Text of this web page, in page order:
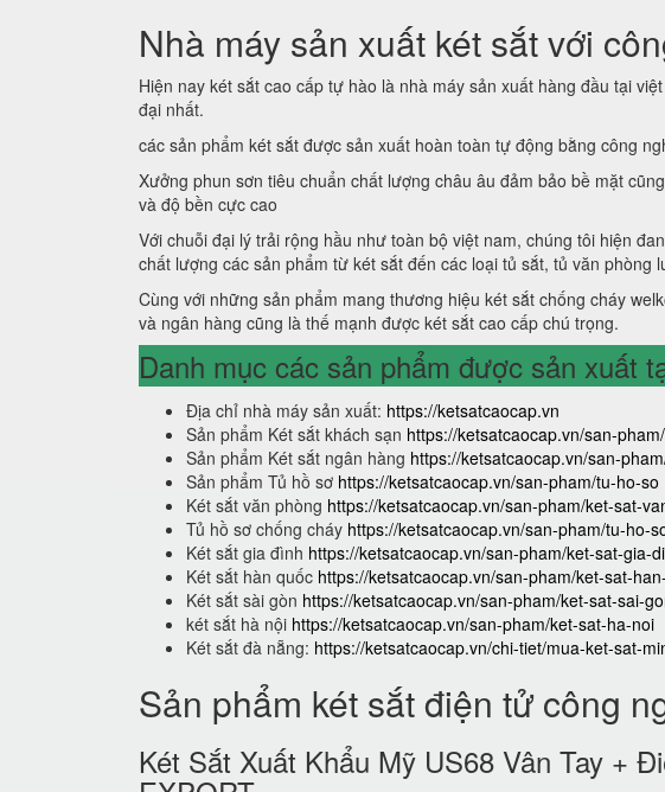
Nhà máy sản xuất két sắt với
Hiện nay két sắt cao cấp tự hào là nhà máy sản xuất hàng đầu tại
đại nhất.
các sản phẩm két sắt được sản xuất hoàn toàn tự động bằng công
Xưởng phun sơn tiêu chuẩn chất lượng châu âu đảm bảo bề mặt
và độ bền cực cao
Với chuỗi đại lý trải rộng hầu như toàn bộ việt nam, chúng tôi hiện
chất lượng các sản phẩm từ két sắt đến các loại tủ sắt, tủ văn phòng
Cùng với những sản phẩm mang thương hiệu két sắt chống cháy
và ngân hàng cũng là thế mạnh được két sắt cao cấp chú trọng.
Danh mục các sản phẩm được sản xuất
Địa chỉ nhà máy sản xuất: https://ketsatcaocap.vn
Sản phẩm Két sắt khách sạn https://ketsatcaocap.vn/san-
Sản phẩm Két sắt ngân hàng https://ketsatcaocap.vn/san-
Sản phẩm Tủ hồ sơ https://ketsatcaocap.vn/san-pham/tu-ho-so
Két sắt văn phòng https://ketsatcaocap.vn/san-pham/ket-sat-
Tủ hồ sơ chống cháy https://ketsatcaocap.vn/san-pham/tu-ho-
Két sắt gia đình https://ketsatcaocap.vn/san-pham/ket-sat-gia-
Két sắt hàn quốc https://ketsatcaocap.vn/san-pham/ket-sat-
Két sắt sài gòn https://ketsatcaocap.vn/san-pham/ket-sat-sai-
két sắt hà nội https://ketsatcaocap.vn/san-pham/ket-sat-ha-noi
Két sắt đà nẵng: https://ketsatcaocap.vn/chi-tiet/mua-ket-sat-
Sản phẩm két sắt điện tử công
Két Sắt Xuất Khẩu Mỹ US68 Vân Tay +